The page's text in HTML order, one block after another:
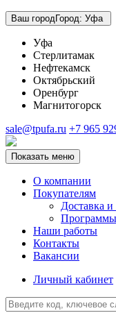
Ваш городГород: Уфа
Уфа
Стерлитамак
Нефтекамск
Октябрьский
Оренбург
Магнитогорск
sale@tpufa.ru +7 965
Показать меню
О компании
Покупателям
Доставка и
Программы
Наши работы
Контакты
Вакансии
Личный кабинет